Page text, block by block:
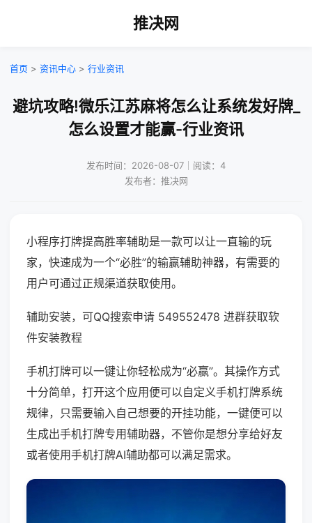
推决网
首页 > 资讯中心 > 行业资讯
避坑攻略!微乐江苏麻将怎么让系统发好牌_
怎么设置才能赢-行业资讯
发布时间：2026-08-07｜阅读：4
发布者：推决网
小程序打牌提高胜率辅助是一款可以让一直输的玩
家，快速成为一个“必胜”的输赢辅助神器，有需要的
用户可通过正规渠道获取使用。
辅助安装，可QQ搜索申请 549552478 进群获取软
件安装教程
手机打牌可以一键让你轻松成为“必赢”。其操作方式
十分简单，打开这个应用便可以自定义手机打牌系统
规律，只需要输入自己想要的开挂功能，一键便可以
生成出手机打牌专用辅助器，不管你是想分享给好友
或者使用手机打牌AI辅助都可以满足需求。